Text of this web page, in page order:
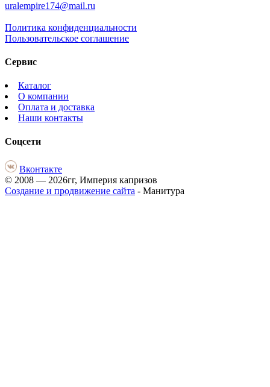
uralempire174@mail.ru
Политика конфиденциальности
Пользовательское соглашение
Сервис
Каталог
О компании
Оплата и доставка
Наши контакты
Соцсети
Вконтакте
© 2008 — 2026гг, Империя капризов
Создание и продвижение сайта - Манитура